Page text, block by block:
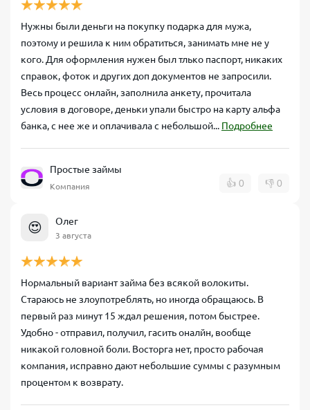
Нужны были деньги на покупку подарка для мужа,
поэтому и решила к ним обратиться, занимать мне не у
кого. Для оформления нужен был тлько паспорт, никаких
справок, фоток и других доп документов не запросили.
Весь процесс онлайн, заполнила анкету, прочитала
условия в договоре, деньки упали быстро на карту альфа
банка, с нее же и оплачивала с небольшой... Подробнее
Простые займы
Компания 👍 0 👎 0
😍 Олег
3 августа
Нормальный вариант займа без всякой волокиты.
Стараюсь не злоупотреблять, но иногда обращаюсь. В
первый раз минут 15 ждал решения, потом быстрее.
Удобно - отправил, получил, гасить оналйн, вообще
никакой головной боли. Восторга нет, просто рабочая
компания, исправно дают небольшие суммы с разумным
процентом к возврату.